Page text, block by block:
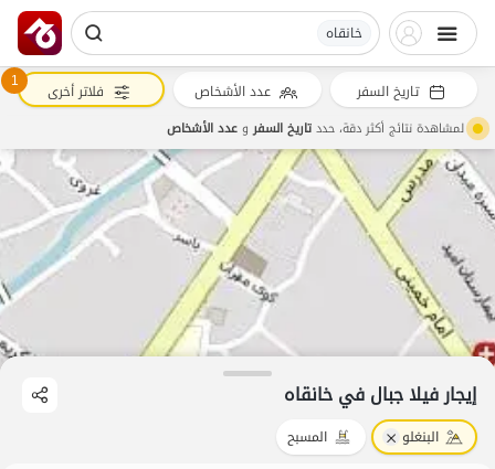
خانقاه
إيجار فيلا جبال في خانقاه
البنغلو المسبح
تاريخ السفر عدد الأشخاص 1 فلاتر أخرى
لمشاهدة نتائج أكثر دقة، حددتاريخ السفروعدد الأشخاص